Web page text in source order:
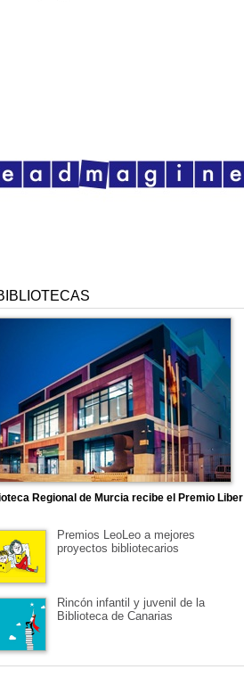
Regional de Murcia recibe el Premio Liber
Premios LeoLeo a mejores
proyectos bibliotecarios
Rincón infantil y juvenil de la
Biblioteca de Canarias